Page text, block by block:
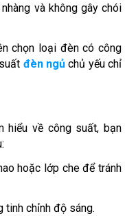
và không gây chói
chọn loại đèn có công
đèn ngủ chủ yếu chỉ
hiểu về công suất, bạn
hoặc lớp che để tránh
tinh chỉnh độ sáng.